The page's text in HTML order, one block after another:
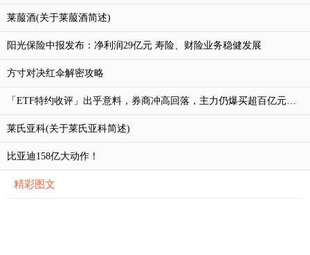
莱菔酒(关于莱菔酒简述)
阳光保险中报发布：净利润29亿元 寿险、财险业务稳健发展
方寸对决红伞解密攻略
「ETF特约收评」出乎意料，券商冲高回落，主力仍爆买超百亿元！地产ETF(159707)惊艳大涨4%!港股韧性再显
莱氏亚科(关于莱氏亚科简述)
比亚迪158亿大动作！
精彩图文